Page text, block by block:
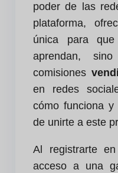
poder de las
plataforma,
única para
aprendan,
comisiones
en redes
cómo funciona
de unirte a este
Al registrarte
acceso a una